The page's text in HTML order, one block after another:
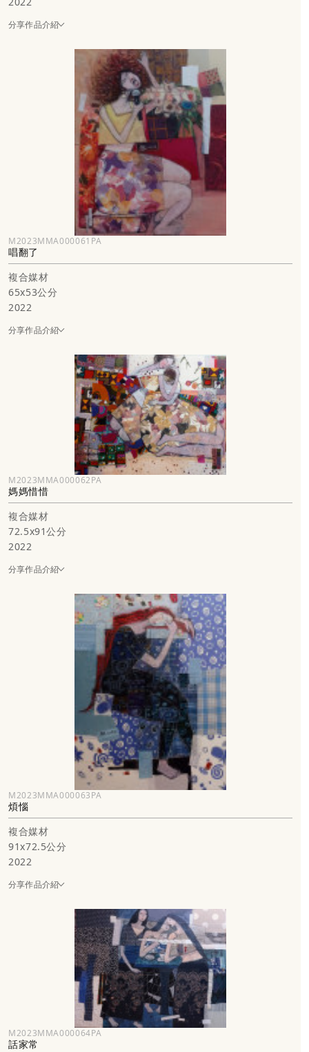
分享作品介紹
M2023MMA000061PA
唱翻了
複合媒材
65x53公分
2022
分享作品介紹
M2023MMA000062PA
媽媽惜惜
複合媒材
72.5x91公分
2022
分享作品介紹
M2023MMA000063PA
煩惱
複合媒材
91x72.5公分
2022
分享作品介紹
M2023MMA000064PA
話家常